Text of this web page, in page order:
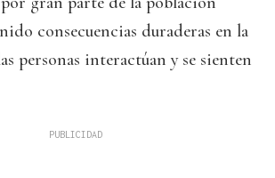
consecuencias duraderas en la
personas interactúan y se sienten